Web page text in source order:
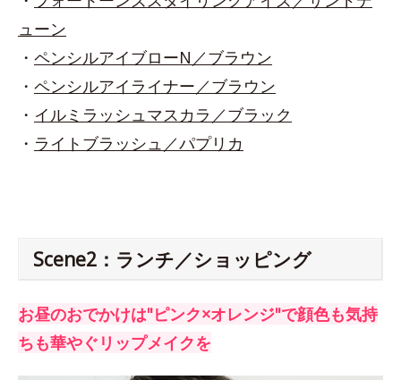
ューン
・ ペンシルアイブローN／ブラウン
・ ペンシルアイライナー／ブラウン
・ イルミラッシュマスカラ／ブラック
・ ライトブラッシュ／パプリカ
Scene2：ランチ／ショッピング
お昼のおでかけは"ピンク×オレンジ"で顔色も気持
ちも華やぐリップメイクを